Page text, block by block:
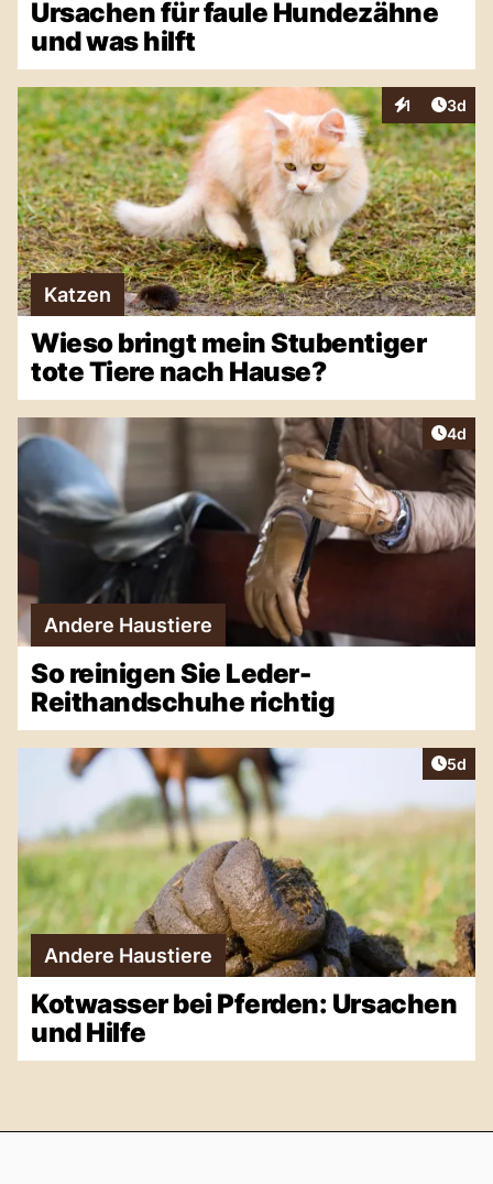
Ursachen für faule Hundezähne
und was hilft
1
Interaktionen
3d
Katzen
Wieso bringt mein Stubentiger
tote Tiere nach Hause?
4d
Andere Haustiere
So reinigen Sie Leder-
Reithandschuhe richtig
5d
Andere Haustiere
Kotwasser bei Pferden: Ursachen
und Hilfe